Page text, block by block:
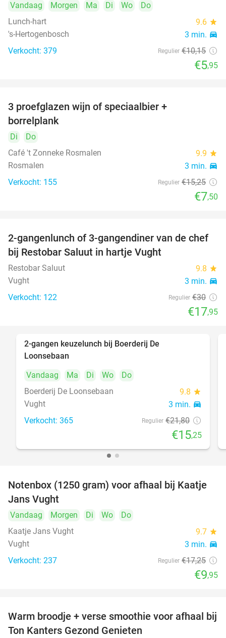
Vandaag Morgen Ma Di Wo
Do
Lunch-hart
9.6 star
's-Hertogenbosch 3 min. directions_car
Verkocht: 379 Regulier €10,15
€5,95
3 proefglazen wijn of speciaalbier +
borrelplank
Di
Do
Café 't Zonneke Rosmalen
9.9 star
Rosmalen 3 min. directions_car
Verkocht: 155 Regulier €15,25
€7,50
40%
2-gangenlunch of 3-gangendiner van de chef
bij Restobar Saluut in hartje Vught
Restobar Saluut 9.8 star
Vught 3 min. directions_car
Verkocht: 122 Regulier €30
€17,95
2-gangen keuzelunch bij Boerderij De
Loonsebaan
Vandaag
Ma Di Wo
Do
Boerderij De Loonsebaan
9.8 star
Vught 3 min. directions_car
Verkocht: 365 Regulier €21,80
€15,25
42%
Notenbox (1250 gram) voor afhaal bij Kaatje
Jans Vught
Vandaag Morgen Di Wo
Do
Kaatje Jans Vught
9.7 star
Vught 3 min. directions_car
Verkocht: 237 Regulier €17,25
€9,95
43%
Warm broodje + verse smoothie voor afhaal bij
Ton Kanters Gezond Genieten